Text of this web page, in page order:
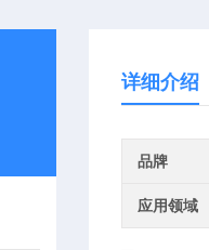
详细介绍
品牌
应用领域